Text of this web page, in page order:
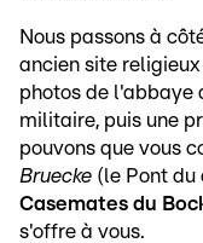
Nous passons à
ancien site
photos de l'abbaye
militaire, puis une
pouvons que vous
Bruecke (le Pont du
Casemates du
s'offre à vous.